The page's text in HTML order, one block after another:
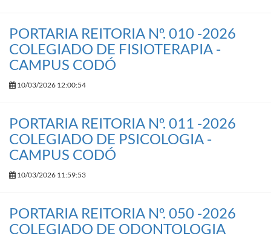
PORTARIA REITORIA Nº. 010 -2026
COLEGIADO DE FISIOTERAPIA -
CAMPUS CODÓ
10/03/2026 12:00:54
PORTARIA REITORIA Nº. 011 -2026
COLEGIADO DE PSICOLOGIA -
CAMPUS CODÓ
10/03/2026 11:59:53
PORTARIA REITORIA Nº. 050 -2026
COLEGIADO DE ODONTOLOGIA